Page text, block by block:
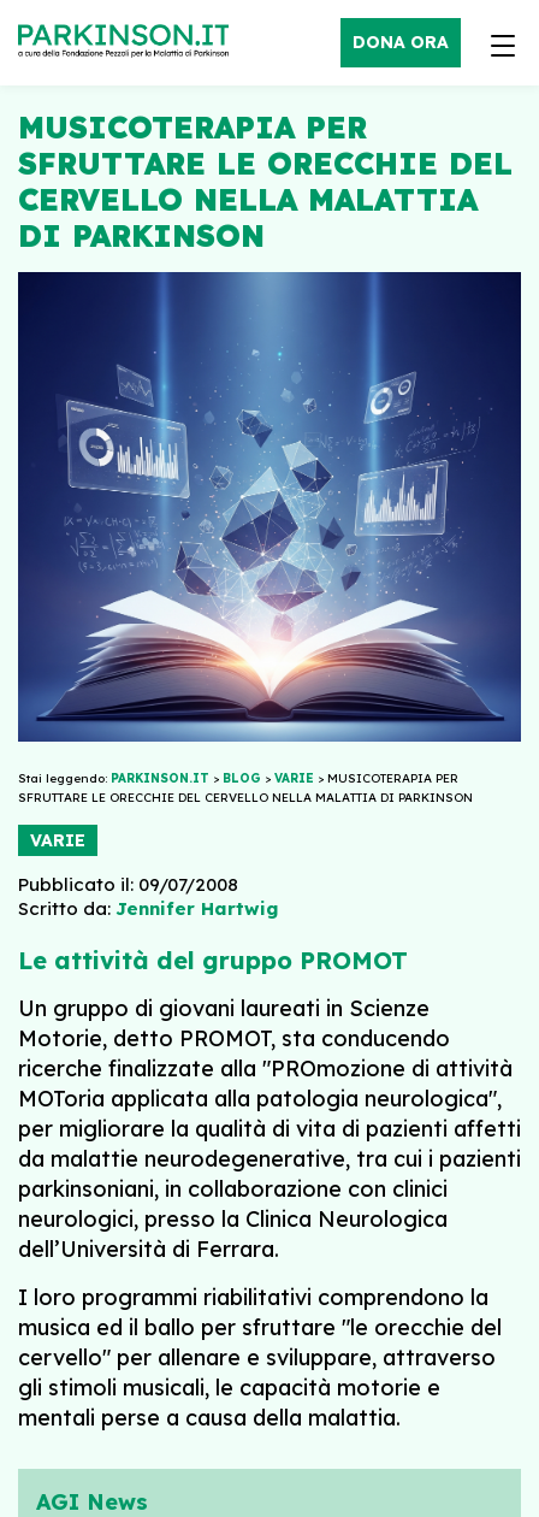
DONA ORA
MUSICOTERAPIA PER
SFRUTTARE LE ORECCHIE DEL
CERVELLO NELLA MALATTIA
DI PARKINSON
Stai leggendo: PARKINSON.IT > BLOG > VARIE > MUSICOTERAPIA PER
SFRUTTARE LE ORECCHIE DEL CERVELLO NELLA MALATTIA DI PARKINSON
VARIE
Pubblicato il: 09/07/2008
Scritto da: Jennifer Hartwig
Le attività del gruppo PROMOT
Un gruppo di giovani laureati in Scienze
Motorie, detto PROMOT, sta conducendo
ricerche finalizzate alla "PROmozione di attività
MOToria applicata alla patologia neurologica",
per migliorare la qualità di vita di pazienti affetti
da malattie neurodegenerative, tra cui i pazienti
parkinsoniani, in collaborazione con clinici
neurologici, presso la Clinica Neurologica
dell’Università di Ferrara.
I loro programmi riabilitativi comprendono la
musica ed il ballo per sfruttare "le orecchie del
cervello" per allenare e sviluppare, attraverso
gli stimoli musicali, le capacità motorie e
mentali perse a causa della malattia.
AGI News